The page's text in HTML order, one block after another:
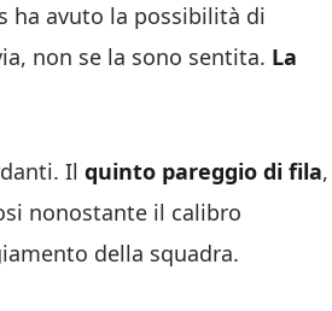
ha avuto la possibilità di
non se la sono sentita. La
Il quinto pareggio di fila,
nonostante il calibro
della squadra.